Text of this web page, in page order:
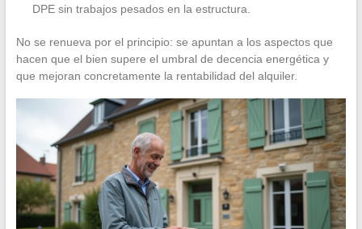
DPE sin trabajos pesados en la estructura.
No se renueva por el principio: se apuntan a los aspectos que
hacen que el bien supere el umbral de decencia energética y
que mejoran concretamente la rentabilidad del alquiler.